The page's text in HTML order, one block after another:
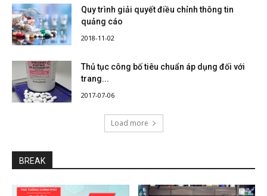
Quy trình giải quyết điều chỉnh thông tin
quảng cáo
2018-11-02
Thủ tục công bố tiêu chuẩn áp dụng đối với
trang...
2017-07-06
Load more
BREAK